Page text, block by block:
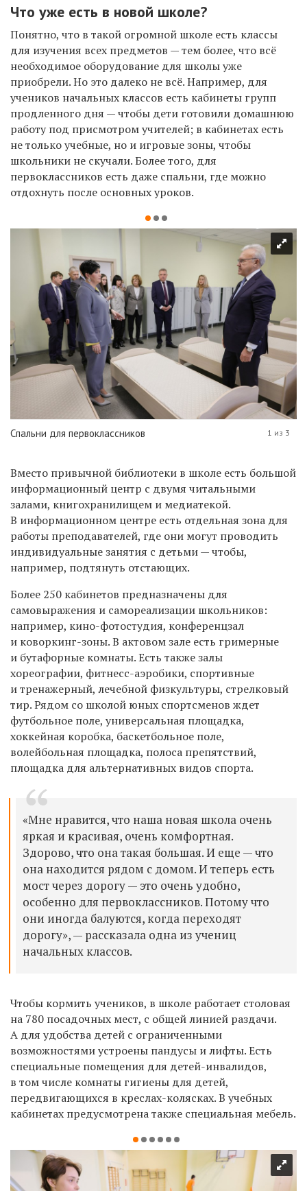
Что уже есть в новой школе?
Понятно, что в такой огромной школе есть классы
для изучения всех предметов — тем более, что всё
необходимое оборудование для школы уже
приобрели. Но это далеко не всё. Например, для
учеников начальных классов есть кабинеты групп
продленного дня — чтобы дети готовили домашнюю
работу под присмотром учителей; в кабинетах есть
не только учебные, но и игровые зоны, чтобы
школьники не скучали. Более того, для
первоклассников есть даже спальни, где можно
отдохнуть после основных уроков.
Спальни для первоклассников 1 из 3
Вместо привычной библиотеки в школе есть большой
информационный центр с двумя читальными
залами, книгохранилищем и медиатекой.
В информационном центре есть отдельная зона для
работы преподавателей, где они могут проводить
индивидуальные занятия с детьми — чтобы,
например, подтянуть отстающих.
Более 250 кабинетов предназначены для
самовыражения и самореализации школьников:
например, кино-фотостудия, конференцзал
и коворкинг-зоны. В актовом зале есть гримерные
и бутафорные комнаты. Есть также залы
хореографии, фитнесс-аэробики, спортивные
и тренажерный, лечебной физкультуры, стрелковый
тир. Рядом со школой юных спортсменов ждет
футбольное поле, универсальная площадка,
хоккейная коробка, баскетбольное поле,
волейбольная площадка, полоса препятствий,
площадка для альтернативных видов спорта.
«Мне нравится, что наша новая школа очень
яркая и красивая, очень комфортная.
Здорово, что она такая большая. И еще — что
она находится рядом с домом. И теперь есть
мост через дорогу — это очень удобно,
особенно для первоклассников. Потому что
они иногда балуются, когда переходят
дорогу», — рассказала одна из учениц
начальных классов.
Чтобы кормить учеников, в школе работает столовая
на 780 посадочных мест, с общей линией раздачи.
А для удобства детей с ограниченными
возможностями устроены пандусы и лифты. Есть
специальные помещения для детей-инвалидов,
в том числе комнаты гигиены для детей,
передвигающихся в креслах-колясках. В учебных
кабинетах предусмотрена также специальная мебель.